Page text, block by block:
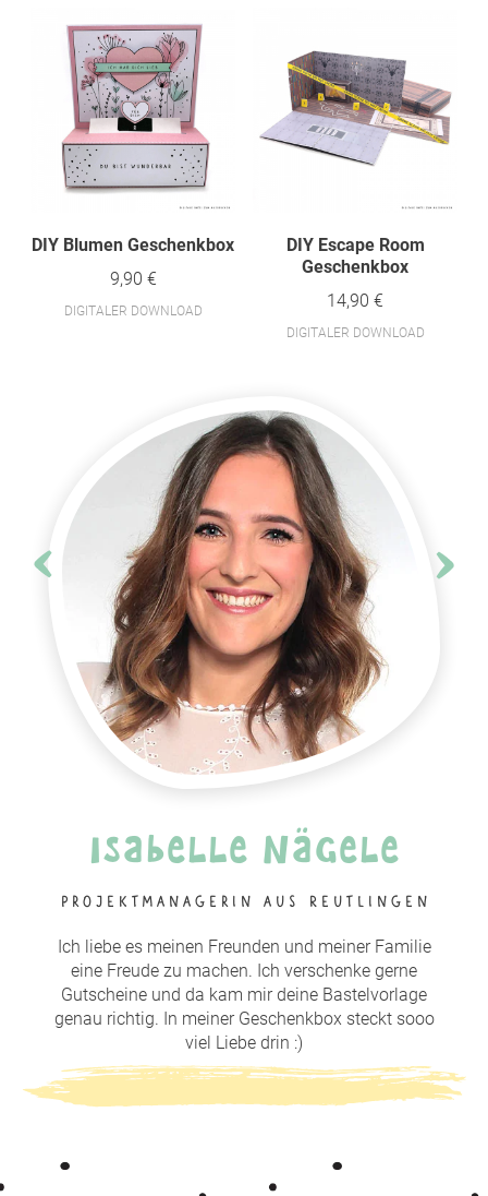
DIY Blumen Geschenkbox
9,90 €
DIGITALER DOWNLOAD
DIY Escape Room
Geschenkbox
14,90 €
DIGITALER DOWNLOAD
Isabelle Nägele
Projektmanagerin aus Reutlingen
Ich liebe es meinen Freunden und meiner Familie
eine Freude zu machen. Ich verschenke gerne
Gutscheine und da kam mir deine Bastelvorlage
genau richtig. In meiner Geschenkbox steckt sooo
viel Liebe drin :)